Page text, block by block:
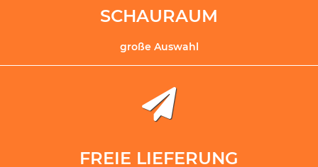
SCHAURAUM
große Auswahl
FREIE LIEFERUNG